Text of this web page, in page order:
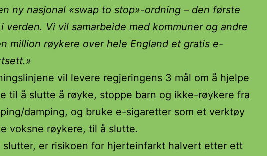
ny nasjonal «swap to stop»-ordning – den første
verden. Vi vil samarbeide med kommuner og andre
million røykere over hele England et gratis e-
vil levere regjeringens 3 mål om å hjelpe
til å slutte å røyke, stoppe barn og ikke-røykere fra
damping, og bruke e-sigaretter som et verktøy
voksne røykere, til å slutte.
slutter, er risikoen for hjerteinfarkt halvert etter ett